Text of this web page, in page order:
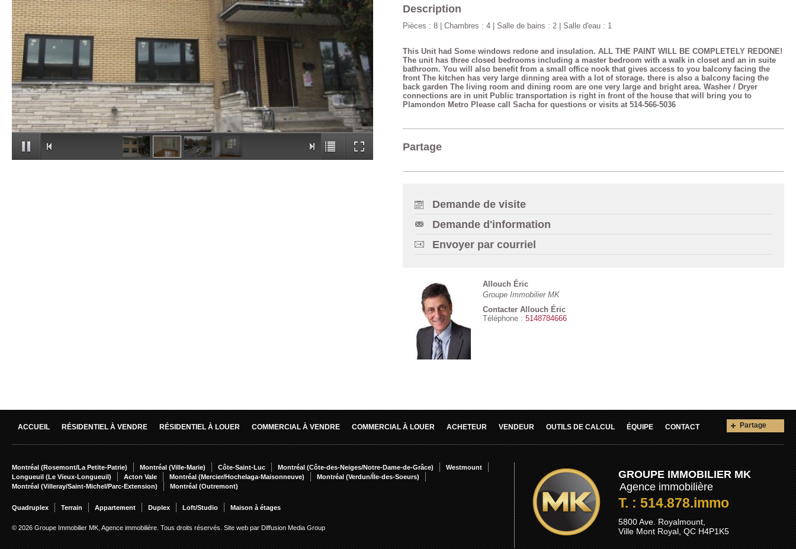
Description
Pièces : 8 | Chambres : 4 | Salle de bains : 2 | Salle d'eau : 1
This Unit had Some windows redone and insulation. ALL THE PAINT WILL BE COMPLETELY REDONE!
The unit has three closed bedrooms including a master bedroom with a walk in closet and an in suite
bathroom. You will also benefit from a small office nook that gives access to you balcony facing the
front The kitchen has very large dinning area with a lot of storage. there is also a balcony facing the
back garden The living room and dining room are one very large and bright area. Washer / Dryer
connections are in unit Public transportation is right in front of the house that will bring you to
Plamondon Metro Please call Sacha for questions or visits at 514-566-5036
Partage
Demande de visite
Demande d'information
Envoyer par courriel
Allouch Éric
Groupe Immobilier MK
Contacter Allouch Éric
Téléphone : 5148784666
ACCUEIL RÉSIDENTIEL À VENDRE RÉSIDENTIEL À LOUER COMMERCIAL À VENDRE COMMERCIAL À LOUER ACHETEUR VENDEUR OUTILS DE CALCUL ÉQUIPE CONTACT Partage
Montréal (Rosemont/La Petite-Patrie) Montréal (Ville-Marie) Côte-Saint-Luc Montréal (Côte-des-Neiges/Notre-Dame-de-Grâce)
Westmount
Longueuil (Le Vieux-Longueuil)
Acton Vale Montréal (Mercier/Hochelaga-Maisonneuve)
Montréal (Verdun/Île-des-Soeurs)
Montréal (Villeray/Saint-Michel/Parc-Extension)
Montréal (Outremont)
Quadruplex Terrain Appartement Duplex Loft/Studio Maison à étages
© 2026 Groupe Immobilier MK, Agence immobilière. Tous droits réservés. Site web par Diffusion Media Group
GROUPE IMMOBILIER MK
Agence immobilière
T. : 514.878.immo
5800 Ave. Royalmount,
Ville Mont Royal, QC H4P1K5